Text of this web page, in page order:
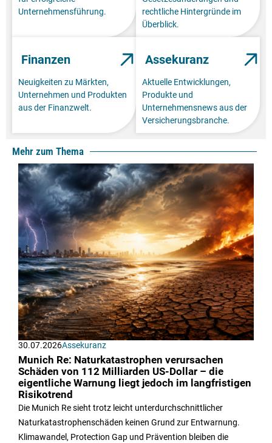
Unternehmensführung.
rechtliche Hintergründe im
Überblick.
Finanzen
Neuigkeiten zu Märkten,
Unternehmen und Produkten
aus der Finanzwelt.
Assekuranz
Aktuelle Entwicklungen,
Produkte und
Unternehmensnews aus der
Versicherungsbranche.
Mehr zum Thema
30.07.2026Assekuranz
Munich Re: Naturkatastrophen verursachen
Schäden von 112 Milliarden US-Dollar – die
eigentliche Warnung liegt jedoch im langfristigen
Risikotrend
Die Munich Re sieht trotz leicht unterdurchschnittlicher
Naturkatastrophenschäden keinen Grund zur Entwarnung.
Klimawandel, Protection Gap und Prävention bleiben die